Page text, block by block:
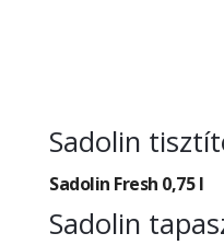
Sadolin
Sadolin Fresh 0,75 l
Sadolin